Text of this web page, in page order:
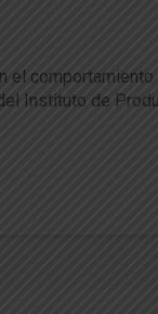
el comportamiento
Instituto de